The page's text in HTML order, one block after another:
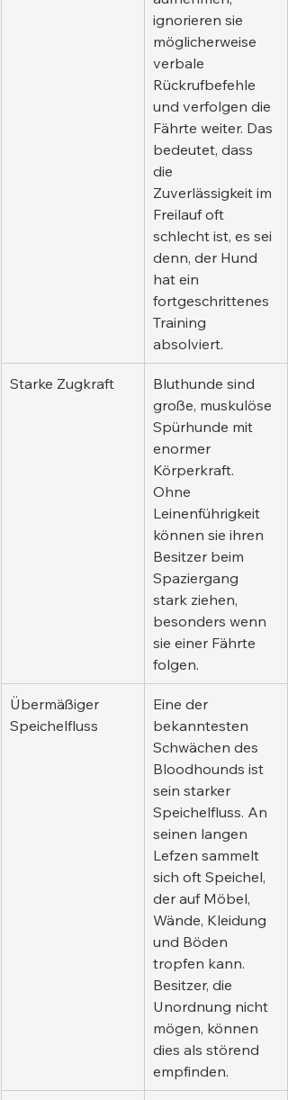
ignorieren sie
möglicherweise
verbale
Rückrufbefehle
und verfolgen die
Fährte weiter. Das
bedeutet, dass
die
Zuverlässigkeit im
Freilauf oft
schlecht ist, es sei
denn, der Hund
hat ein
fortgeschrittenes
Training
absolviert.
Starke Zugkraft
Bluthunde sind
große, muskulöse
Spürhunde mit
enormer
Körperkraft.
Ohne
Leinenführigkeit
können sie ihren
Besitzer beim
Spaziergang
stark ziehen,
besonders wenn
sie einer Fährte
folgen.
Übermäßiger
Speichelfluss
Eine der
bekanntesten
Schwächen des
Bloodhounds ist
sein starker
Speichelfluss. An
seinen langen
Lefzen sammelt
sich oft Speichel,
der auf Möbel,
Wände, Kleidung
und Böden
tropfen kann.
Besitzer, die
Unordnung nicht
mögen, können
dies als störend
empfinden.